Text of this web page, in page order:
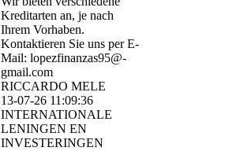
Kreditarten an, je nach
Ihrem Vorhaben.
Kontaktieren Sie uns per E-
Mail: lopezfinanzas95@­
gmail.­com
RICCARDO MELE
13-07-26 11:09:36
INTERNATIONALE
LENINGEN EN
INVESTERINGEN